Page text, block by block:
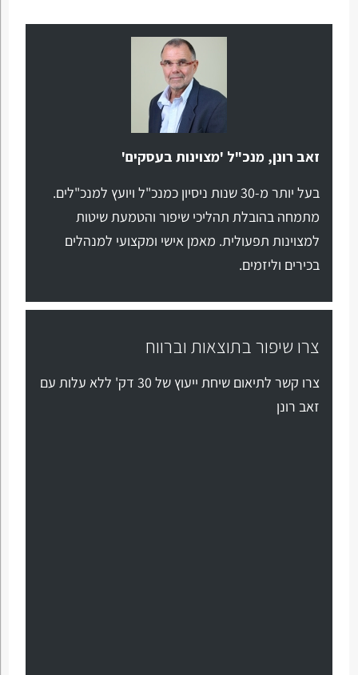
זאב רונן, מנכ"ל 'מצוינות בעסקים'
בעל יותר מ-30 שנות ניסיון כמנכ"ל ויועץ למנכ"לים.
מתמחה בהובלת תהליכי שיפור והטמעת שיטות
למצוינות תפעולית. מאמן אישי ומקצועי למנהלים
בכירים וליזמים.
צרו שיפור בתוצאות וברווח
צרו קשר לתיאום שיחת ייעוץ של 30 דק' ללא עלות עם
זאב רונן